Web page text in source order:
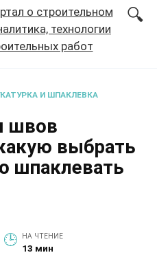
И ШПАКЛЕВКА
швов
выбрать
шпаклевать
НА ЧТЕНИЕ
13 мин